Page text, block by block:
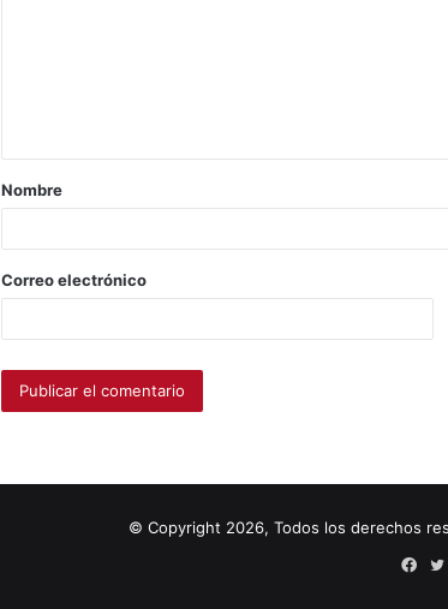
Nombre
Correo electrónico
© Copyright 2026, Todos los derechos